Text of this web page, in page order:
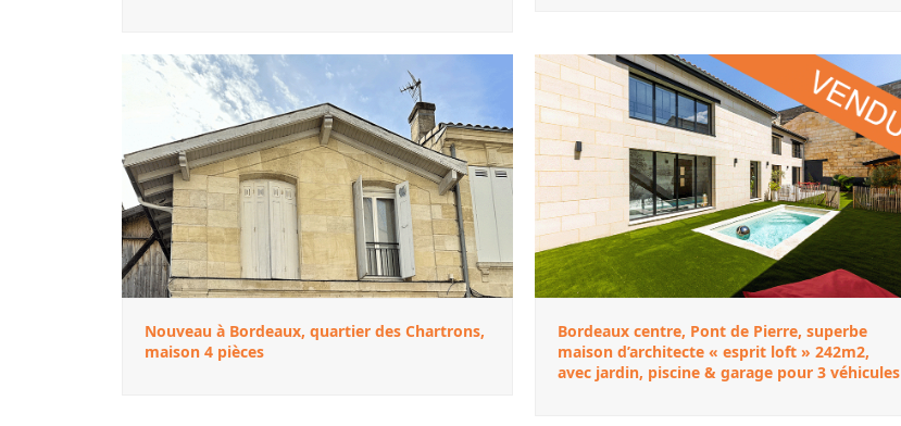
Nouveau à Bordeaux, quartier des Chartrons,
maison 4 pièces
Bordeaux centre, Pont de Pierre, superbe
maison d’architecte « esprit loft » 242m2,
avec jardin, piscine & garage pour 3 véhicules